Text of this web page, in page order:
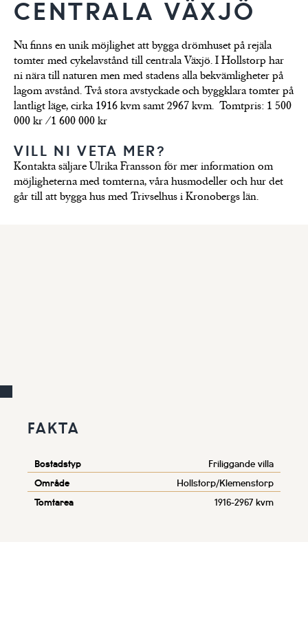
Trivselhus gedigna
hus
CENTRALA VÄXJÖ
Nu finns en unik möjlighet att bygga drömhuset på rejäla
tomter med cykelavstånd till centrala Växjö. I Hollstorp har
ni nära till naturen men med stadens alla bekvämligheter på
lagom avstånd. Två stora avstyckade och byggklara tomter på
lantligt läge, cirka 1916 kvm samt 2967 kvm. Tomtpris: 1 500
000 kr /1 600 000 kr
VILL NI VETA MER?
Kontakta säljare Ulrika Fransson för mer information om
möjligheterna med tomterna, våra husmodeller och hur det
går till att bygga hus med Trivselhus i Kronobergs län.
FAKTA
Bostadstyp
Friliggande villa
Område
Hollstorp/Klemenstorp
Tomtarea
1916-2967 kvm